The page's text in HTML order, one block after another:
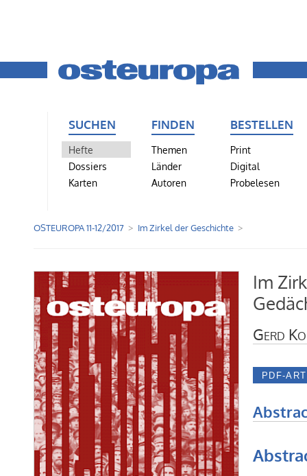
SUCHEN
Hefte
Dossiers
Karten
FINDEN
Themen
Länder
Autoren
BESTELLEN
Print
Digital
Probelesen
OSTEUROPA 11-12/2017 Im Zirkel der Geschichte
Im
Gerd